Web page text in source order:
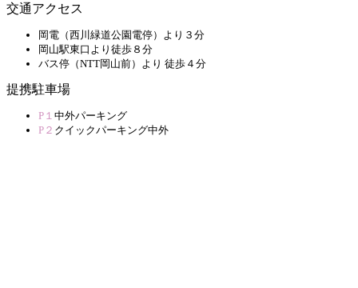
交通アクセス
岡電（西川緑道公園電停）より３分
岡山駅東口より徒歩８分
バス停（NTT岡山前）より 徒歩４分
提携駐車場
P１ 中外パーキング
P２ クイックパーキング中外